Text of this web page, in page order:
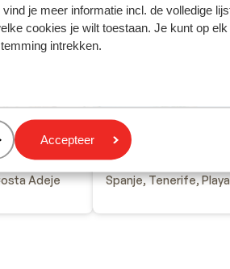
vind je meer informatie incl. de volledige
cookies je wilt toestaan. Je kunt op
intrekken.
Accepteer
Sábila
Adeje
Bahia Principe
Tenerife - Adults
Spanje, Tenerife,